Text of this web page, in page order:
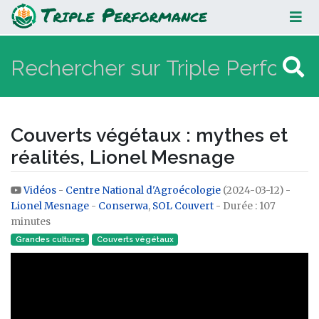
Couverts végétaux : mythes et
réalités, Lionel Mesnage
Couverts végétaux : mythes et
réalités, Lionel Mesnage
Aller à :navigation,rechercher
Vidéos - Centre National d'Agroécologie (2024-03-12) -
Lionel Mesnage - Conserwa, SOL Couvert - Durée : 107
minutes
Grandes cultures Couverts végétaux